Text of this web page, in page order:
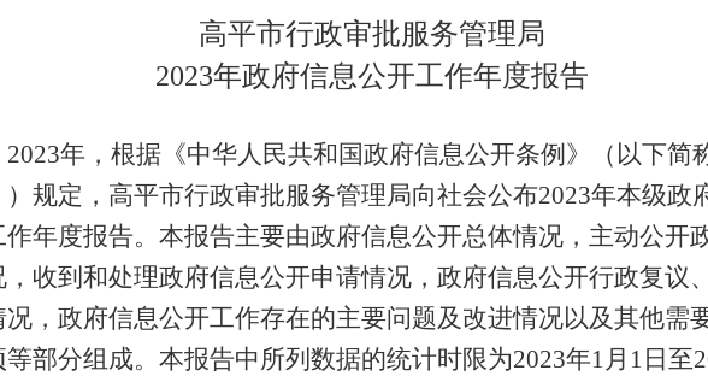
高平市行政审批服务管理局
2023年政府信息公开工作年度报告
年，根据《中华人民共和国政府信息公开条例》（以下简
）规定，高平市行政审批服务管理局向社会公布2023年本级政
作年度报告。本报告主要由政府信息公开总体情况，主动公开
，收到和处理政府信息公开申请情况，政府信息公开行政复议
况，政府信息公开工作存在的主要问题及改进情况以及其他需
等部分组成。本报告中所列数据的统计时限为2023年1月1日至